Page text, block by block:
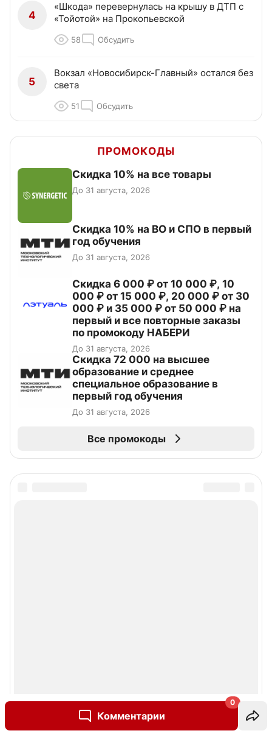
Комментарии
0
4
«Шкода» перевернулась на крышу в ДТП с
«Тойотой» на Прокопьевской
58 Обсудить
5
Вокзал «Новосибирск-Главный» остался без
света
51 Обсудить
ПРОМОКОДЫ
Скидка 10% на все товары
До 31 августа, 2026
Скидка 10% на ВО и СПО в первый
год обучения
До 31 августа, 2026
Скидка 6 000 ₽ от 10 000 ₽, 10
000 ₽ от 15 000 ₽, 20 000 ₽ от 30
000 ₽ и 35 000 ₽ от 50 000 ₽ на
первый и все повторные заказы
по промокоду НАБЕРИ
До 31 августа, 2026
Скидка 72 000 на высшее
образование и среднее
специальное образование в
первый год обучения
До 31 августа, 2026
Все промокоды